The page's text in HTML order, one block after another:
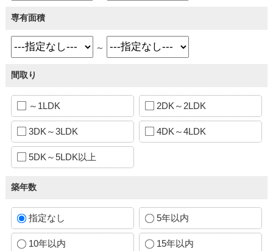
専有面積
～
間取り
～1LDK 2DK～2LDK
3DK～3LDK 4DK～4LDK
5DK～5LDK以上
築年数
指定なし 5年以内
10年以内 15年以内